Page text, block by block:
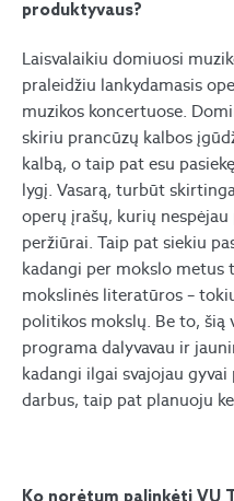
produktyvaus?
Laisvalaikiu domiuosi
praleidžiu lankydamasis
muzikos koncertuose.
skiriu prancūzų kalbos
kalbą, o taip pat esu
lygį. Vasarą, turbūt
operų įrašų, kurių
peržiūrai. Taip pat siekiu
kadangi per mokslo metus
mokslinės literatūros –
politikos mokslų. Be to, šią
programa dalyvavau ir
kadangi ilgai svajojau
darbus, taip pat planuoju